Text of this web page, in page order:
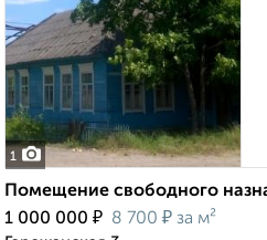
1
Помещение свободного
1 000 000 ₽ 8 700 ₽ за м²